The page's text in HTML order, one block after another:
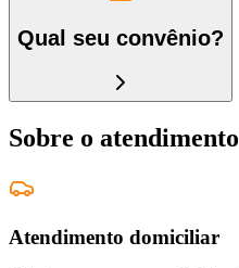
Qual seu convênio?
Sobre o atendimento
Atendimento domiciliar